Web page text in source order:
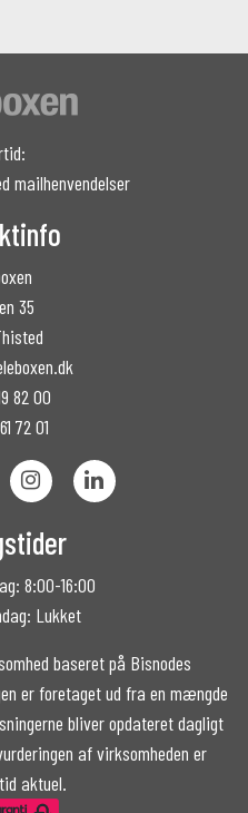
mailhenvendelser
35
82 00
72 01
8:00-16:00
Lukket